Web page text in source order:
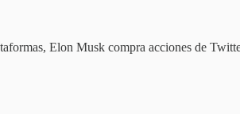
Elon Musk compra acciones de